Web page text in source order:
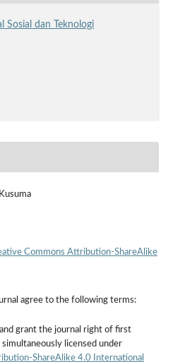
Sosial dan Teknologi
Commons Attribution-ShareAlike
agree to the following terms:
grant the journal right of first
licensed under
ShareAlike 4.0 International